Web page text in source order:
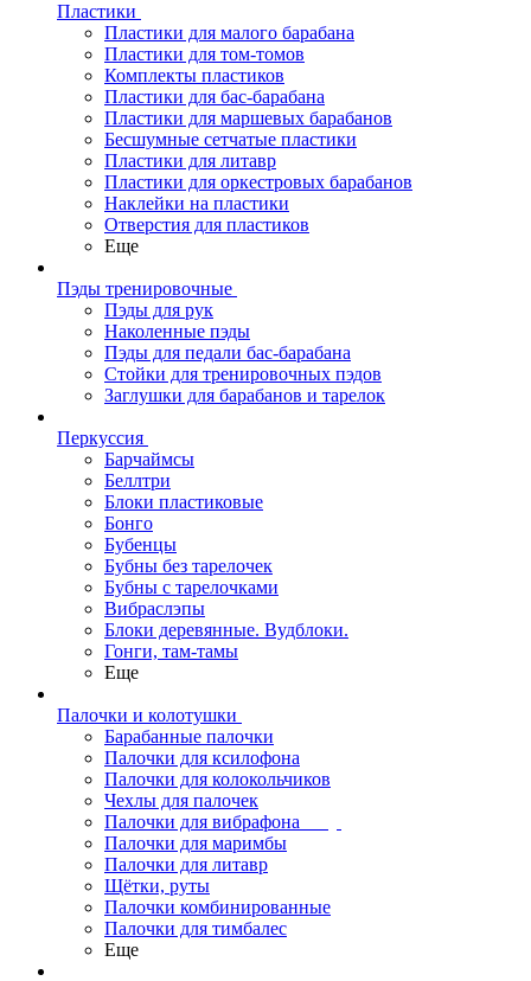
Пластики
Пластики для малого барабана
Пластики для том-томов
Комплекты пластиков
Пластики для бас-барабана
Пластики для маршевых барабанов
Бесшумные сетчатые пластики
Пластики для литавр
Пластики для оркестровых барабанов
Наклейки на пластики
Отверстия для пластиков
Еще
Пэды тренировочные
Пэды для рук
Наколенные пэды
Пэды для педали бас-барабана
Стойки для тренировочных пэдов
Заглушки для барабанов и тарелок
Перкуссия
Барчаймсы
Беллтри
Блоки пластиковые
Бонго
Бубенцы
Бубны без тарелочек
Бубны с тарелочками
Вибраслэпы
Блоки деревянные. Вудблоки.
Гонги, там-тамы
Еще
Палочки и колотушки
Барабанные палочки
Палочки для ксилофона
Палочки для колокольчиков
Чехлы для палочек
Палочки для вибрафона
Палочки для маримбы
Палочки для литавр
Щётки, руты
Палочки комбинированные
Палочки для тимбалес
Еще